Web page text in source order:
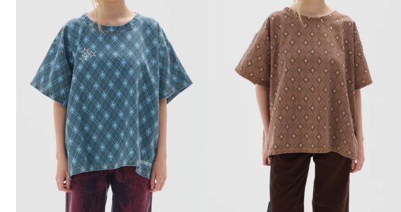
AGREGAR AL CARRITO AGREGAR AL CARRITO